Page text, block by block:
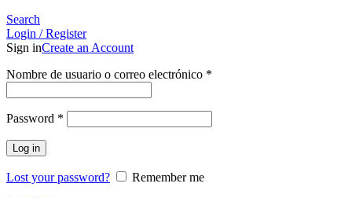
Search
Login / Register
Sign inCreate an Account
Nombre de usuario o correo electrónico *
Password *
Log in
Lost your password?
Remember me